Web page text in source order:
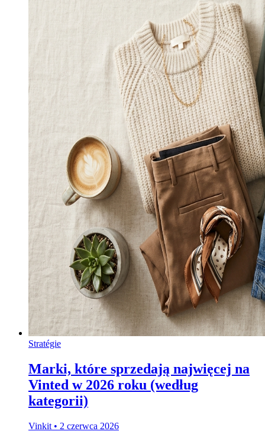
Stratégie
Marki, które sprzedają najwięcej na
Vinted w 2026 roku (według
kategorii)
Vinkit • 2 czerwca 2026